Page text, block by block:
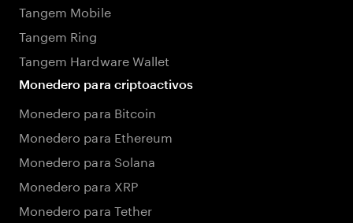
Tangem Mobile
Tangem Ring
Tangem Hardware Wallet
Monedero para criptoactivos
Monedero para Bitcoin
Monedero para Ethereum
Monedero para Solana
Monedero para XRP
Monedero para Tether